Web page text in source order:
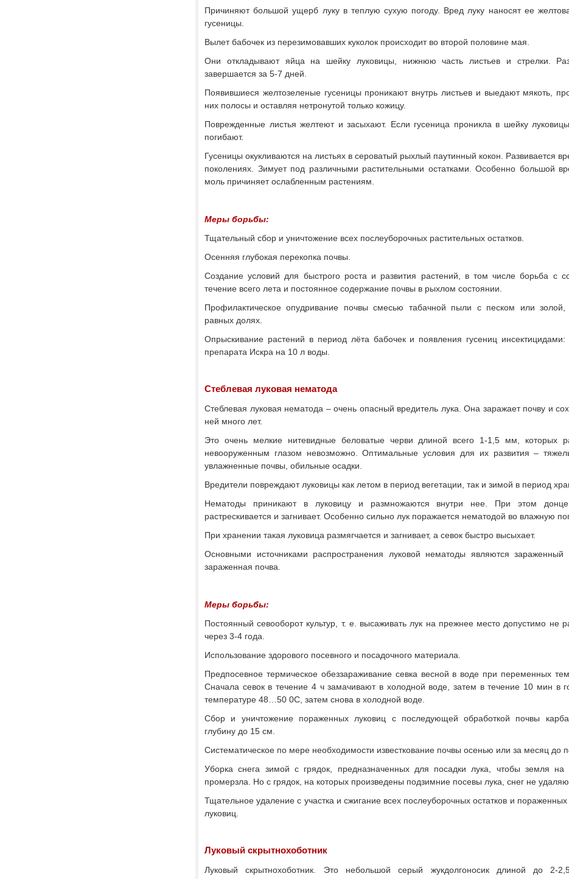
Причиняют большой ущерб луку в теплую сухую погоду. Вред луку наносят ее
гусеницы.
Вылет бабочек из перезимовавших куколок происходит во второй половине мая.
Они откладывают яйца на шейку луковицы, нижнюю часть листьев и стрелки.
завершается за 5-7 дней.
Появившиеся желто­зеленые гусеницы проникают внутрь листьев и выедают мякоть,
них полосы и оставляя нетронутой только кожицу.
Поврежденные листья желтеют и засыхают. Если гусеница проникла в шейку
погибают.
Гусеницы окукливаются на листьях в сероватый рыхлый паутинный кокон. Развивается
поколениях. Зимует под различными растительными остатками. Особенно большой
моль причиняет ослабленным растениям.
Меры борьбы:
Тщательный сбор и уничтожение всех послеуборочных растительных остатков.
Осенняя глубокая перекопка почвы.
Создание условий для быстрого роста и развития растений, в том числе борьба с
течение всего лета и постоянное содержание почвы в рыхлом состоянии.
Профилактическое опудривание почвы смесью табачной пыли с песком или
равных долях.
Опрыскивание растений в период лёта бабочек и появления гусениц инсектицидами:
препарата Искра на 10 л воды.
Стеблевая луковая нематода
Стеблевая луковая нематода – очень опасный вредитель лука. Она заражает почву и
ней много лет.
Это очень мелкие нитевидные беловатые черви длиной всего 1-1,5 мм, которых
невооруженным глазом невозможно. Оптимальные условия для их развития –
увлажненные почвы, обильные осадки.
Вредители повреждают луковицы как летом в период вегетации, так и зимой в период
Нематоды приникают в луковицу и размножаются внутри нее. При этом донце
растрескивается и загнивает. Особенно сильно лук поражается нематодой во влажную
При хранении такая луковица размягчается и загнивает, а севок быстро высыхает.
Основными источниками распространения луковой нематоды являются зараженный
зараженная почва.
Меры борьбы:
Постоянный севооборот культур, т. е. высаживать лук на прежнее место допустимо не
через 3-4 года.
Использование здорового посевного и посадочного материала.
Предпосевное термическое обеззараживание севка весной в воде при переменных
Сначала севок в течение 4 ч замачивают в холодной воде, затем в течение 10 мин в
температуре 48…50 0С, затем снова в холодной воде.
Сбор и уничтожение пораженных луковиц с последующей обработкой почвы
глубину до 15 см.
Систематическое по мере необходимости известкование почвы осенью или за месяц до
Уборка снега зимой с грядок, предназначенных для посадки лука, чтобы земля
промерзла. Но с грядок, на которых произведены подзимние посевы лука, снег не
Тщательное удаление с участка и сжигание всех послеуборочных остатков и
луковиц.
Луковый скрытнохоботник
Луковый скрытнохоботник. Это небольшой серый жук­долгоносик длиной до 2-